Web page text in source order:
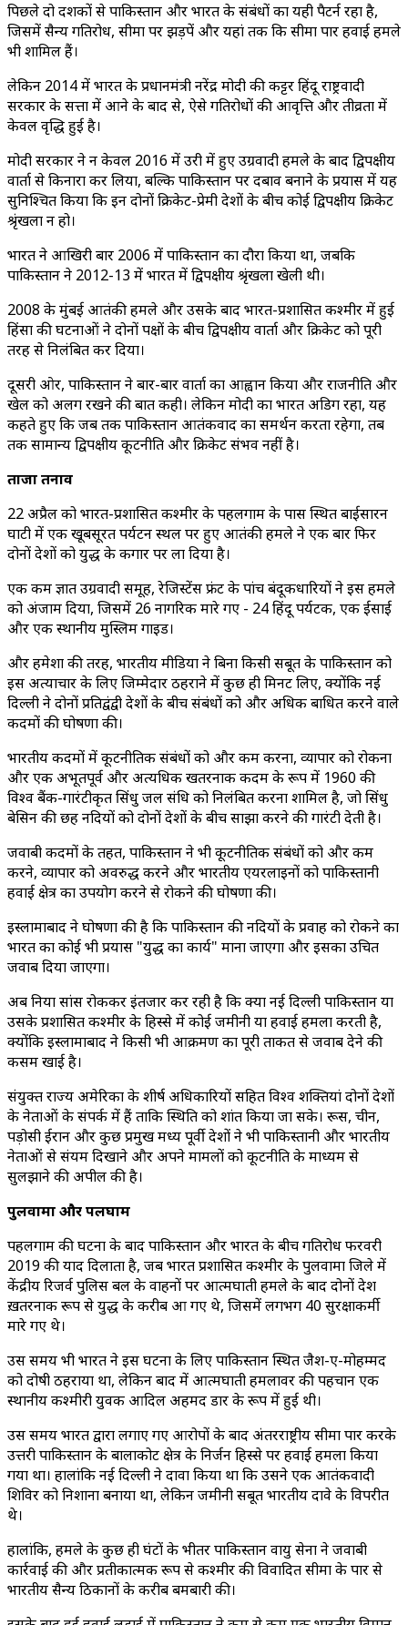
पिछले दो दशकों से पाकिस्तान और भारत के संबंधों का यही पैटर्न रहा है,
जिसमें सैन्य गतिरोध, सीमा पर झड़पें और यहां तक कि सीमा पार हवाई हमले
भी शामिल हैं।
लेकिन 2014 में भारत के प्रधानमंत्री नरेंद्र मोदी की कट्टर हिंदू राष्ट्रवादी
सरकार के सत्ता में आने के बाद से, ऐसे गतिरोधों की आवृत्ति और तीव्रता में
केवल वृद्धि हुई है।
मोदी सरकार ने न केवल 2016 में उरी में हुए उग्रवादी हमले के बाद द्विपक्षीय
वार्ता से किनारा कर लिया, बल्कि पाकिस्तान पर दबाव बनाने के प्रयास में यह
सुनिश्चित किया कि इन दोनों क्रिकेट-प्रेमी देशों के बीच कोई द्विपक्षीय क्रिकेट
श्रृंखला न हो।
भारत ने आखिरी बार 2006 में पाकिस्तान का दौरा किया था, जबकि
पाकिस्तान ने 2012-13 में भारत में द्विपक्षीय श्रृंखला खेली थी।
2008 के मुंबई आतंकी हमले और उसके बाद भारत-प्रशासित कश्मीर में हुई
हिंसा की घटनाओं ने दोनों पक्षों के बीच द्विपक्षीय वार्ता और क्रिकेट को पूरी
तरह से निलंबित कर दिया।
दूसरी ओर, पाकिस्तान ने बार-बार वार्ता का आह्वान किया और राजनीति और
खेल को अलग रखने की बात कही। लेकिन मोदी का भारत अडिग रहा, यह
कहते हुए कि जब तक पाकिस्तान आतंकवाद का समर्थन करता रहेगा, तब
तक सामान्य द्विपक्षीय कूटनीति और क्रिकेट संभव नहीं है।
ताजा तनाव
22 अप्रैल को भारत-प्रशासित कश्मीर के पहलगाम के पास स्थित बाईसारन
घाटी में एक खूबसूरत पर्यटन स्थल पर हुए आतंकी हमले ने एक बार फिर
दोनों देशों को युद्ध के कगार पर ला दिया है।
एक कम ज्ञात उग्रवादी समूह, रेजिस्टेंस फ्रंट के पांच बंदूकधारियों ने इस हमले
को अंजाम दिया, जिसमें 26 नागरिक मारे गए - 24 हिंदू पर्यटक, एक ईसाई
और एक स्थानीय मुस्लिम गाइड।
और हमेशा की तरह, भारतीय मीडिया ने बिना किसी सबूत के पाकिस्तान को
इस अत्याचार के लिए जिम्मेदार ठहराने में कुछ ही मिनट लिए, क्योंकि नई
दिल्ली ने दोनों प्रतिद्वंद्वी देशों के बीच संबंधों को और अधिक बाधित करने वाले
कदमों की घोषणा की।
भारतीय कदमों में कूटनीतिक संबंधों को और कम करना, व्यापार को रोकना
और एक अभूतपूर्व और अत्यधिक खतरनाक कदम के रूप में 1960 की
विश्व बैंक-गारंटीकृत सिंधु जल संधि को निलंबित करना शामिल है, जो सिंधु
बेसिन की छह नदियों को दोनों देशों के बीच साझा करने की गारंटी देती है।
जवाबी कदमों के तहत, पाकिस्तान ने भी कूटनीतिक संबंधों को और कम
करने, व्यापार को अवरुद्ध करने और भारतीय एयरलाइनों को पाकिस्तानी
हवाई क्षेत्र का उपयोग करने से रोकने की घोषणा की।
इस्लामाबाद ने घोषणा की है कि पाकिस्तान की नदियों के प्रवाह को रोकने का
भारत का कोई भी प्रयास "युद्ध का कार्य" माना जाएगा और इसका उचित
जवाब दिया जाएगा।
अब दुनिया सांस रोककर इंतजार कर रही है कि क्या नई दिल्ली पाकिस्तान या
उसके प्रशासित कश्मीर के हिस्से में कोई जमीनी या हवाई हमला करती है,
क्योंकि इस्लामाबाद ने किसी भी आक्रमण का पूरी ताकत से जवाब देने की
कसम खाई है।
संयुक्त राज्य अमेरिका के शीर्ष अधिकारियों सहित विश्व शक्तियां दोनों देशों
के नेताओं के संपर्क में हैं ताकि स्थिति को शांत किया जा सके। रूस, चीन,
पड़ोसी ईरान और कुछ प्रमुख मध्य पूर्वी देशों ने भी पाकिस्तानी और भारतीय
नेताओं से संयम दिखाने और अपने मामलों को कूटनीति के माध्यम से
सुलझाने की अपील की है।
पुलवामा और पलघाम
पहलगाम की घटना के बाद पाकिस्तान और भारत के बीच गतिरोध फरवरी
2019 की याद दिलाता है, जब भारत प्रशासित कश्मीर के पुलवामा जिले में
केंद्रीय रिजर्व पुलिस बल के वाहनों पर आत्मघाती हमले के बाद दोनों देश
ख़तरनाक रूप से युद्ध के करीब आ गए थे, जिसमें लगभग 40 सुरक्षाकर्मी
मारे गए थे।
उस समय भी भारत ने इस घटना के लिए पाकिस्तान स्थित जैश-ए-मोहम्मद
को दोषी ठहराया था, लेकिन बाद में आत्मघाती हमलावर की पहचान एक
स्थानीय कश्मीरी युवक आदिल अहमद डार के रूप में हुई थी।
उस समय भारत द्वारा लगाए गए आरोपों के बाद अंतरराष्ट्रीय सीमा पार करके
उत्तरी पाकिस्तान के बालाकोट क्षेत्र के निर्जन हिस्से पर हवाई हमला किया
गया था। हालांकि नई दिल्ली ने दावा किया था कि उसने एक आतंकवादी
शिविर को निशाना बनाया था, लेकिन जमीनी सबूत भारतीय दावे के विपरीत
थे।
हालांकि, हमले के कुछ ही घंटों के भीतर पाकिस्तान वायु सेना ने जवाबी
कार्रवाई की और प्रतीकात्मक रूप से कश्मीर की विवादित सीमा के पार से
भारतीय सैन्य ठिकानों के करीब बमबारी की।